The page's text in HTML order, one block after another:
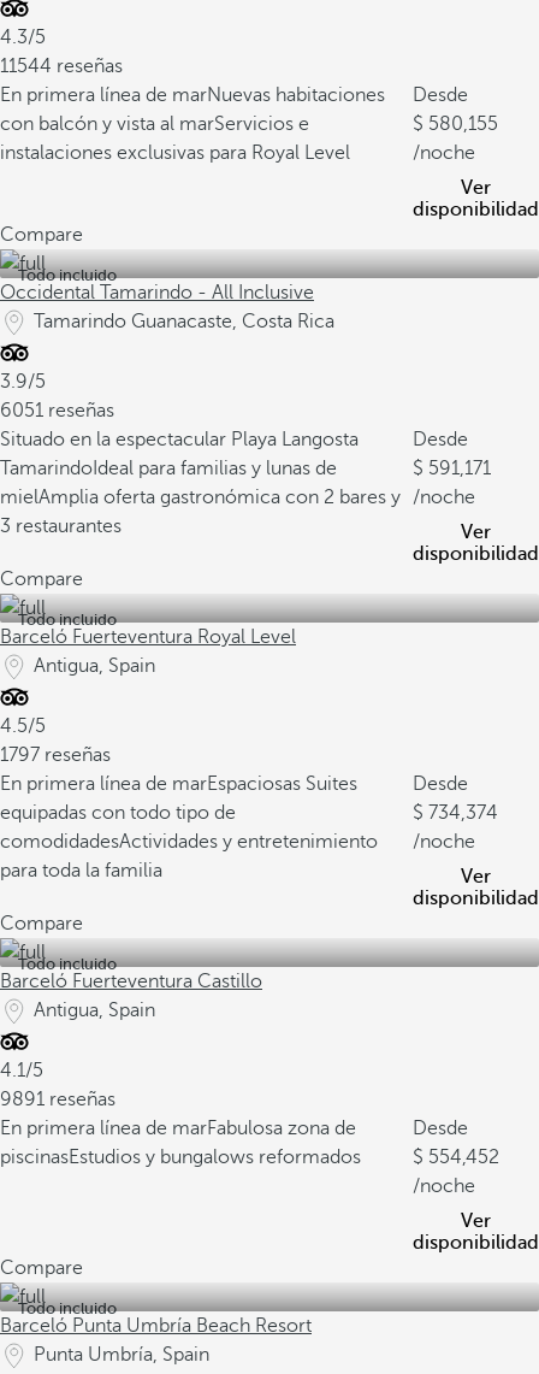
4.3/5
11544 reseñas
En primera línea de marNuevas habitaciones
con balcón y vista al marServicios e
instalaciones exclusivas para Royal Level
Desde
580,155
/noche
Ver
disponibilidad
Compare
Todo incluido
Occidental Tamarindo - All Inclusive
Tamarindo Guanacaste, Costa Rica
3.9/5
6051 reseñas
Situado en la espectacular Playa Langosta
Tamarindo Ideal para familias y lunas de
mielAmplia oferta gastronómica con 2 bares y
3 restaurantes
Desde
591,171
/noche
Ver
disponibilidad
Compare
Todo incluido
Barceló Fuerteventura Royal Level
Antigua, Spain
4.5/5
1797 reseñas
En primera línea de marEspaciosas Suites
equipadas con todo tipo de
comodidadesActividades y entretenimiento
para toda la familia
Desde
734,374
/noche
Ver
disponibilidad
Compare
Todo incluido
Barceló Fuerteventura Castillo
Antigua, Spain
4.1/5
9891 reseñas
En primera línea de marFabulosa zona de
piscinasEstudios y bungalows reformados
Desde
554,452
/noche
Ver
disponibilidad
Compare
Todo incluido
Barceló Punta Umbría Beach Resort
Punta Umbría, Spain